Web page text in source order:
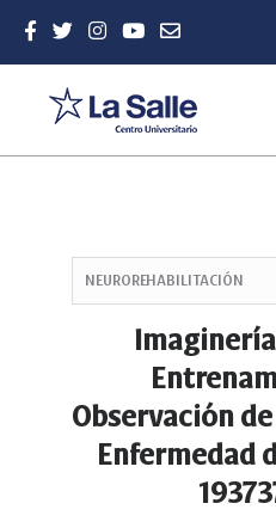
Navigation
Main
Content
NEUROREHABILITACIÓN
Observación
Enfermedad